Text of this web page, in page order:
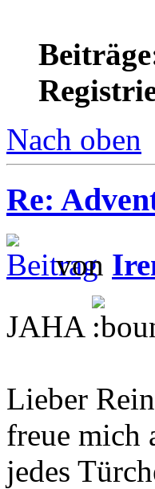
Nach oben
Re:
von
JAHA
Lieber
freue mich
jedes